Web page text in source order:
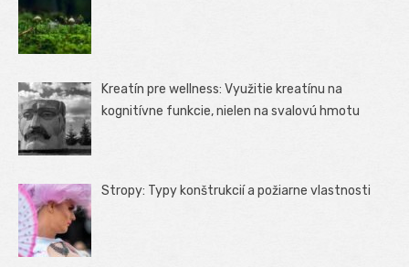
Kreatín pre wellness: Využitie kreatínu na
kognitívne funkcie, nielen na svalovú hmotu
Stropy: Typy konštrukcií a požiarne vlastnosti